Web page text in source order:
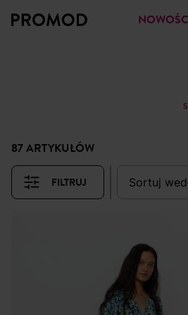
87 ARTYKUŁÓW
FILTRUJ sortuj